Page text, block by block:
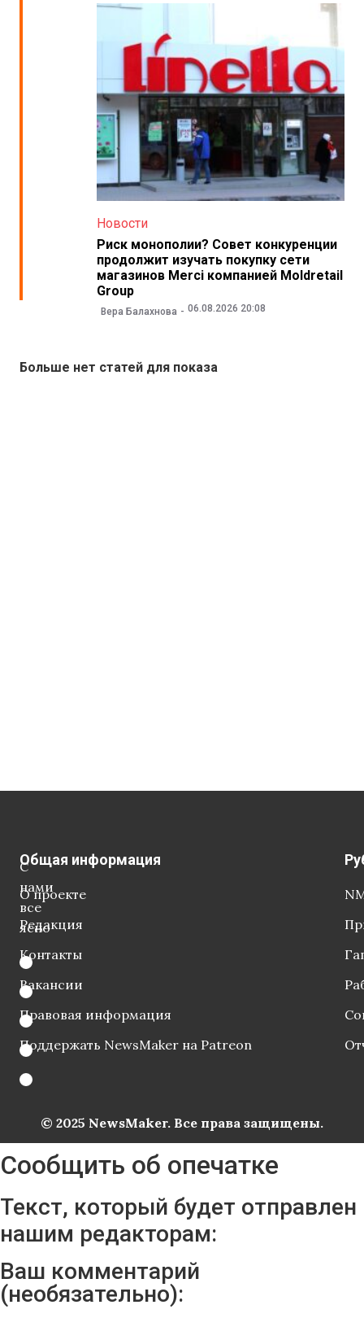
Новости
Риск монополии? Совет конкуренции
продолжит изучать покупку сети
магазинов Merci компанией Moldretail
Group
Вера Балахнова 06.08.2026 20:08
Больше нет статей для показа
С
нами
все
ясно
Общая информация
О проекте
Редакция
Контакты
Вакансии
Правовая информация
Поддержать NewsMaker на Patreon
© 2025 NewsMaker. Все права защищены.
Сообщить об опечатке
Текст, который будет отправлен
нашим редакторам:
Ваш комментарий
(необязательно):